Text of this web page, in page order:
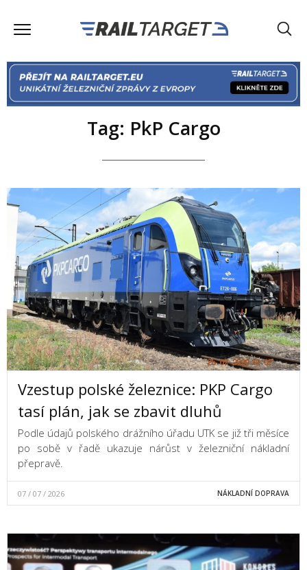
Tag: PkP Cargo
Vzestup polské železnice: PKP Cargo
tasí plán, jak se zbavit dluhů
Podle údajů polského drážního úřadu UTK se již tři měsíce
po sobě v řadě ukazuje nárůst v železniční nákladní
přepravě.
07 / 07 / 2026 NÁKLADNÍ DOPRAVA